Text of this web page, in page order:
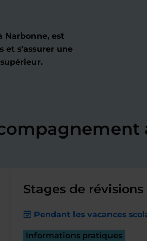
Narbonne, est
et s’assurer une
Stages de révisions
Pendant les vacances
Informations pratiques